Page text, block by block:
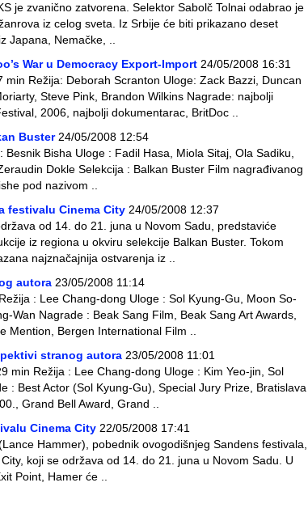
je zvanično zatvorena. Selektor Sabolč Tolnai odabrao je
iz celog sveta. Iz Srbije će biti prikazano deset
Japana, Nemačke, ..
War u Democracy Export-Import 24/05/2008 16:31
min Režija: Deborah Scranton Uloge: Zack Bazzi, Duncan
Steve Pink, Brandon Wilkins Nagrade: najbolji
2006, najbolji dokumentarac, BritDoc ..
Buster 24/05/2008 12:54
Bisha Uloge : Fadil Hasa, Miola Sitaj, Ola Sadiku,
Dokle Selekcija : Balkan Buster Film nagrađivanog
pod nazivom ..
festivalu Cinema City 24/05/2008 12:37
od 14. do 21. juna u Novom Sadu, predstaviće
iz regiona u okviru selekcije Balkan Buster. Tokom
najznačajnija ostvarenja iz ..
autora 23/05/2008 11:14
: Lee Chang-dong Uloge : Sol Kyung-Gu, Moon So-
Wan Nagrade : Beak Sang Film, Beak Sang Art Awards,
Mention, Bergen International Film ..
stranog autora 23/05/2008 11:01
min Režija : Lee Chang-dong Uloge : Kim Yeo-jin, Sol
: Best Actor (Sol Kyung-Gu), Special Jury Prize, Bratislava
Grand Bell Award, Grand ..
Cinema City 22/05/2008 17:41
Hammer), pobednik ovogodišnjeg Sandens festivala,
koji se održava od 14. do 21. juna u Novom Sadu. U
Point, Hamer će ..